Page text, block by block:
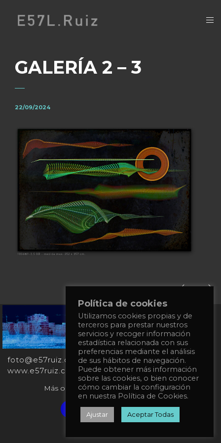
GALERÍA 2 – 3
22/09/2024
+34
651
862
863
foto@e57ruiz.com
www.e57ruiz.com
Más obras en la galería virtual Singulart:
Verified artist on Singulart
Política de cookies
Utilizamos cookies propias y de
terceros para prestar nuestros
servicios y recoger información
estadística relacionada con sus
preferencias mediante el análisis
de sus hábitos de navegación.
Puede obtener más información
sobre las cookies, o bien conocer
cómo cambiar la configuración
en nuestra Política de Cookies.
Ajustar Aceptar Todas